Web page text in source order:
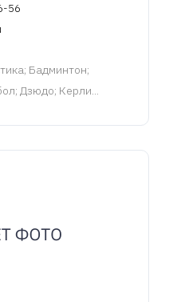
56
; Бадминтон;
Дзюдо; Керли...